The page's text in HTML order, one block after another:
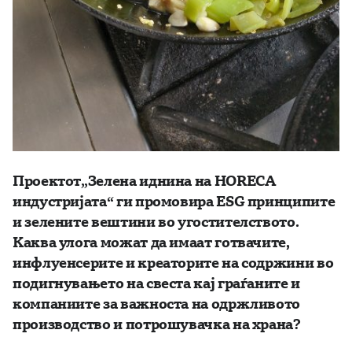
Проектот„Зелена иднина на HORECA
индустријата“ ги промовира ESG принципите
и зелените вештини во угостителството.
Каква улога можат да имаат готвачите,
инфлуенсерите и креаторите на содржини во
подигнувањето на свеста кај граѓаните и
компаниите за важноста на одржливото
производство и потрошувачка на храна?